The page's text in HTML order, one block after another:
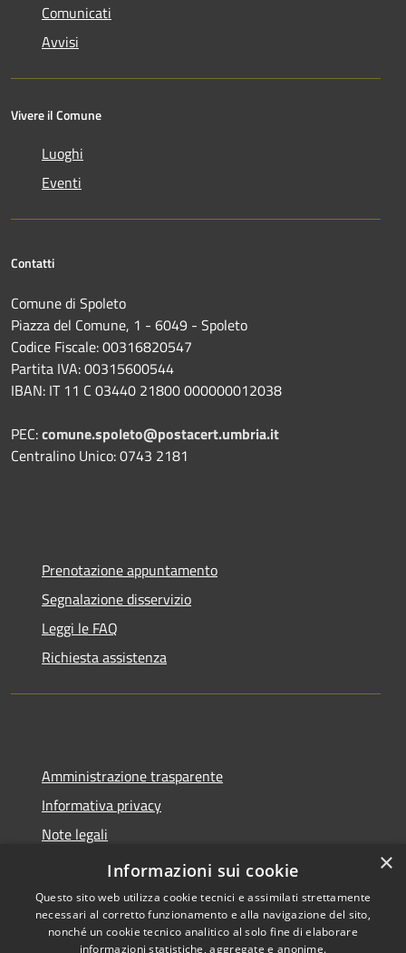
Comunicati
Avvisi
Vivere il Comune
Luoghi
Eventi
Contatti
Comune di Spoleto
Piazza del Comune, 1 - 6049 - Spoleto
Codice Fiscale: 00316820547
Partita IVA: 00315600544
IBAN: IT 11 C 03440 21800 000000012038
PEC:comune.spoleto@postacert.umbria.it
Centralino Unico: 0743 2181
Prenotazione appuntamento
Segnalazione disservizio
Leggi le FAQ
Richiesta assistenza
Amministrazione trasparente
Informativa privacy
Note legali
Dichiarazione di accessibilità
×
Informazioni sui cookie
Questo sito web utilizza cookie tecnici e assimilati strettamente
necessari al corretto funzionamento e alla navigazione del sito,
nonché un cookie tecnico analitico al solo fine di elaborare
informazioni statistiche, aggregate e anonime.